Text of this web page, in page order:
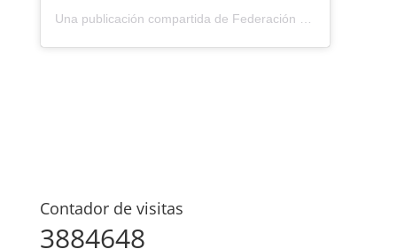
Una publicación compartida de Federación Montañismo Tenerife (@federacion_montanismo_tenerife)
Contador de visitas
3884648